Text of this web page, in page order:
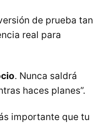
de prueba tan
real para
. Nunca saldrá
haces planes”.
importante que tu